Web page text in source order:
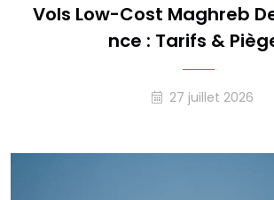
Vols Low-Cost Maghreb
Nce : Tarifs &
27 juillet 2026